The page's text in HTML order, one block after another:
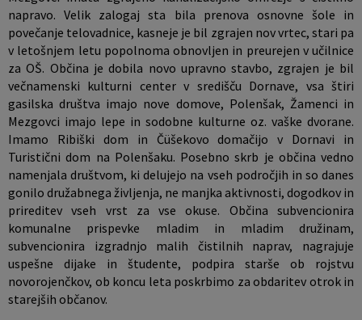
napravo. Velik zalogaj sta bila prenova osnovne šole in
povečanje telovadnice, kasneje je bil zgrajen nov vrtec, stari pa
v letošnjem letu popolnoma obnovljen in preurejen v učilnice
za OŠ. Občina je dobila novo upravno stavbo, zgrajen je bil
večnamenski kulturni center v središču Dornave, vsa štiri
gasilska društva imajo nove domove, Polenšak, Žamenci in
Mezgovci imajo lepe in sodobne kulturne oz. vaške dvorane.
Imamo Ribiški dom in Čüšekovo domačijo v Dornavi in
Turistični dom na Polenšaku. Posebno skrb je občina vedno
namenjala društvom, ki delujejo na vseh področjih in so danes
gonilo družabnega življenja, ne manjka aktivnosti, dogodkov in
prireditev vseh vrst za vse okuse. Občina subvencionira
komunalne prispevke mladim in mladim družinam,
subvencionira izgradnjo malih čistilnih naprav, nagrajuje
uspešne dijake in študente, podpira starše ob rojstvu
novorojenčkov, ob koncu leta poskrbimo za obdaritev otrok in
starejših občanov.